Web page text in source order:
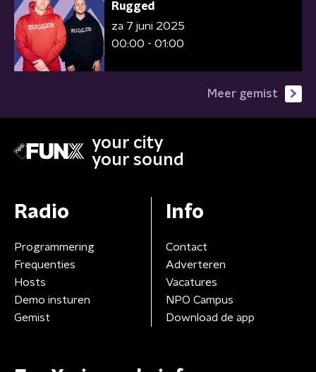
Rugged
za 7 juni 2025
00:00 - 01:00
Meer gemist
your city
your sound
Radio
Programmering
Frequenties
Hosts
Demo insturen
Gemist
Info
Contact
Adverteren
Vacatures
NPO Campus
Download de app